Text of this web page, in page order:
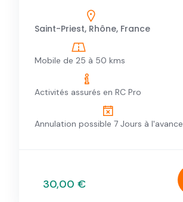
Saint-Priest, Rhône, France
Mobile de 25 à 50 kms
Activités assurés en RC Pro
Annulation possible 7 Jours à l'avance
30,00 €